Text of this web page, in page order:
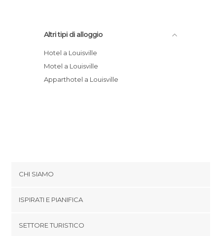
Altri tipi di alloggio
Hotel a Louisville
Motel a Louisville
Apparthotel a Louisville
CHI SIAMO
Termini e Condizioni
ISPIRATI E PIANIFICA
SETTORE TURISTICO